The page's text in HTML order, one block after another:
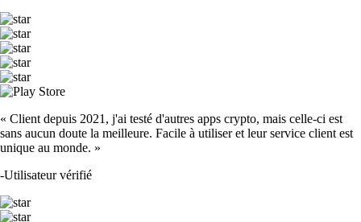
« Client depuis 2021, j'ai testé d'autres apps crypto, mais celle-ci est
sans aucun doute la meilleure. Facile à utiliser et leur service client est
unique au monde. »
-Utilisateur vérifié